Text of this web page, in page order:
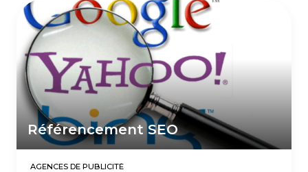
Référencement SEO
AGENCES DE PUBLICITÉ